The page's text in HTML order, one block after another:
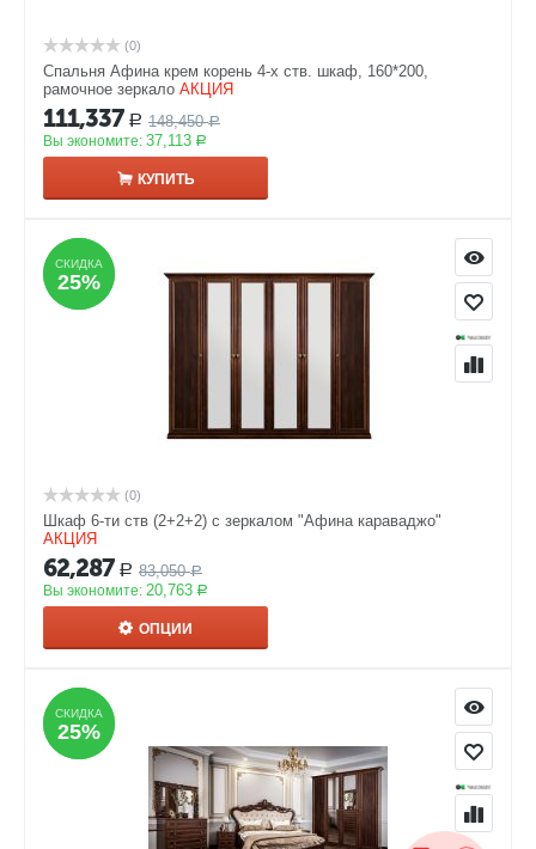
(0)
Спальня Афина крем корень 4-х ств. шкаф, 160*200,
рамочное зеркало АКЦИЯ
111,337 Р 148,450 Р
Вы экономите: 37,113 Р
КУПИТЬ
СКИДКА
25%
СКИДКА
25%
(0)
Шкаф 6-ти ств (2+2+2) с зеркалом "Афина караваджо"
АКЦИЯ
62,287 Р 83,050 Р
Вы экономите: 20,763 Р
ОПЦИИ
СКИДКА
25%
СКИДКА
25%